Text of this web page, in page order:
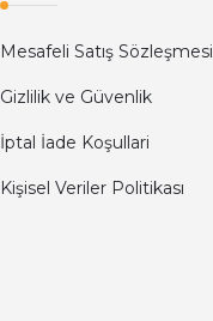
Mesafeli Satış Sözleşmesi
Gizlilik ve Güvenlik
İptal İade Koşullari
Kişisel Veriler Politikası